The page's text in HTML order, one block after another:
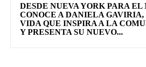
DESDE NUEVA YORK PARA EL
CONOCE A DANIELA
VIDA QUE INSPIRA A LA
Y PRESENTA SU NUEVO...